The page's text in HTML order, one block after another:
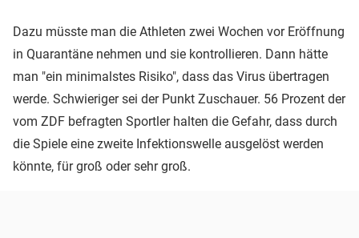
Dazu müsste man die Athleten zwei Wochen vor Eröffnung
in Quarantäne nehmen und sie kontrollieren. Dann hätte
man "ein minimalstes Risiko", dass das Virus übertragen
werde. Schwieriger sei der Punkt Zuschauer. 56 Prozent der
vom ZDF befragten Sportler halten die Gefahr, dass durch
die Spiele eine zweite Infektionswelle ausgelöst werden
könnte, für groß oder sehr groß.